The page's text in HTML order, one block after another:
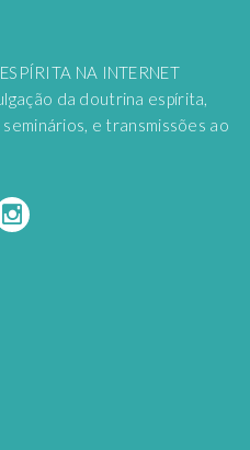
NA INTERNET
da doutrina espírita,
e transmissões ao